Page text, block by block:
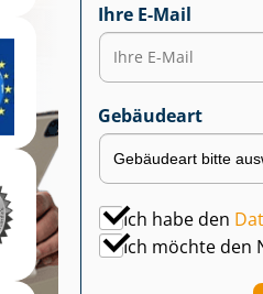
Ihre E-Mail
Gebäudeart
Ich habe den
Ich möchte den